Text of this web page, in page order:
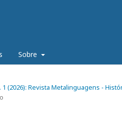
Sobre
1 (2026): Revista Metalinguagens -